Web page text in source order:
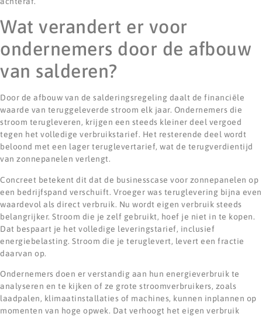
Wat verandert er voor
ondernemers door de afbouw
van salderen?
Door de afbouw van de salderingsregeling daalt de financiële
waarde van teruggeleverde stroom elk jaar. Ondernemers die
stroom terugleveren, krijgen een steeds kleiner deel vergoed
tegen het volledige verbruikstarief. Het resterende deel wordt
beloond met een lager teruglevertarief, wat de terugverdientijd
van zonnepanelen verlengt.
Concreet betekent dit dat de businesscase voor zonnepanelen op
een bedrijfspand verschuift. Vroeger was teruglevering bijna even
waardevol als direct verbruik. Nu wordt eigen verbruik steeds
belangrijker. Stroom die je zelf gebruikt, hoef je niet in te kopen.
Dat bespaart je het volledige leveringstarief, inclusief
energiebelasting. Stroom die je teruglevert, levert een fractie
daarvan op.
Ondernemers doen er verstandig aan hun energieverbruik te
analyseren en te kijken of ze grote stroomverbruikers, zoals
laadpalen, klimaatinstallaties of machines, kunnen inplannen op
momenten van hoge opwek. Dat verhoogt het eigen verbruik